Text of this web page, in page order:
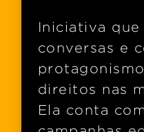
Iniciativa que
conversas e
direitos nas
Ela conta